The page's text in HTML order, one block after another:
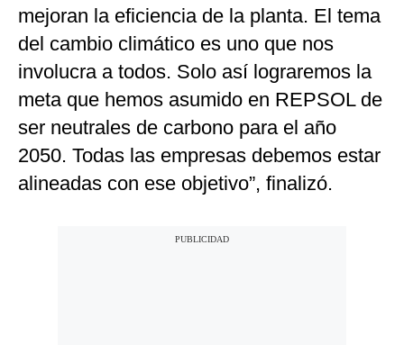
mejoran la eficiencia de la planta. El tema
del cambio climático es uno que nos
involucra a todos. Solo así lograremos la
meta que hemos asumido en REPSOL de
ser neutrales de carbono para el año
2050. Todas las empresas debemos estar
alineadas con ese objetivo”, finalizó.